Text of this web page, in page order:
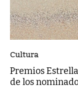
Cultura
Premios
de los